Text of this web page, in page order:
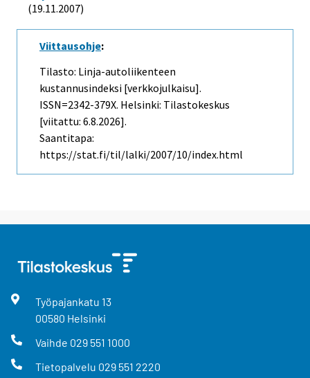
(19.11.2007)
Viittausohje:
Tilasto: Linja-autoliikenteen
kustannusindeksi [verkkojulkaisu].
ISSN=2342-379X. Helsinki: Tilastokeskus
[viitattu: 6.8.2026].
Saantitapa:
https://stat.fi/til/lalki/2007/10/index.html
Työpajankatu 13
00580 Helsinki
Vaihde 029 551 1000
Tietopalvelu 029 551 2220